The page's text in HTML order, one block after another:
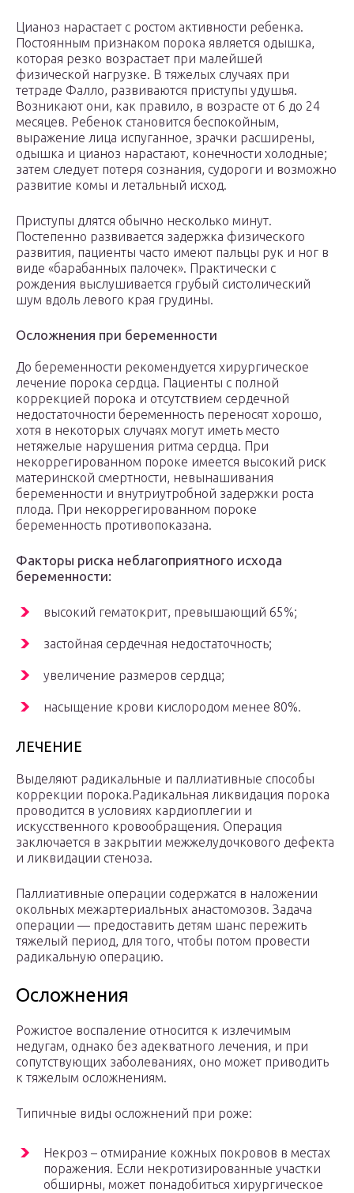
Цианоз нарастает с ростом активности ребенка.
Постоянным признаком порока является одышка,
которая резко возрастает при малейшей
физической нагрузке. В тяжелых случаях при
тетраде Фалло, развиваются приступы удушья.
Возникают они, как правило, в возрасте от 6 до 24
месяцев. Ребенок становится беспокойным,
выражение лица испуганное, зрачки расширены,
одышка и цианоз нарастают, конечности холодные;
затем следует потеря сознания, судороги и возможно
развитие комы и летальный исход.
Приступы длятся обычно несколько минут.
Постепенно развивается задержка физического
развития, пациенты часто имеют пальцы рук и ног в
виде «барабанных палочек». Практически с
рождения выслушивается грубый систолический
шум вдоль левого края грудины.
Осложнения при беременности
До беременности рекомендуется хирургическое
лечение порока сердца. Пациенты с полной
коррекцией порока и отсутствием сердечной
недостаточности беременность переносят хорошо,
хотя в некоторых случаях могут иметь место
нетяжелые нарушения ритма сердца. При
некоррегированном пороке имеется высокий риск
материнской смертности, невынашивания
беременности и внутриутробной задержки роста
плода. При некоррегированном пороке
беременность противопоказана.
Факторы риска неблагоприятного исхода
беременности:
высокий гематокрит, превышающий 65%;
застойная сердечная недостаточность;
увеличение размеров сердца;
насыщение крови кислородом менее 80%.
ЛЕЧЕНИЕ
Выделяют радикальные и паллиативные способы
коррекции порока.Радикальная ликвидация порока
проводится в условиях кардиоплегии и
искусственного кровообращения. Операция
заключается в закрытии межжелудочкового дефекта
и ликвидации стеноза.
Паллиативные операции содержатся в наложении
окольных межартериальных анастомозов. Задача
операции — предоставить детям шанс пережить
тяжелый период, для того, чтобы потом провести
радикальную операцию.
Осложнения
Рожистое воспаление относится к излечимым
недугам, однако без адекватного лечения, и при
сопутствующих заболеваниях, оно может приводить
к тяжелым осложнениям.
Типичные виды осложнений при роже:
Некроз – отмирание кожных покровов в местах
поражения. Если некротизированные участки
обширны, может понадобиться хирургическое